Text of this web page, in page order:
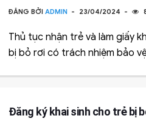
ĐĂNG BỞI ADMIN 23/04/2024
Thủ tục nhận trẻ và làm giấy
bị bỏ rơi có trách nhiệm bảo
Đăng ký khai sinh cho trẻ bị